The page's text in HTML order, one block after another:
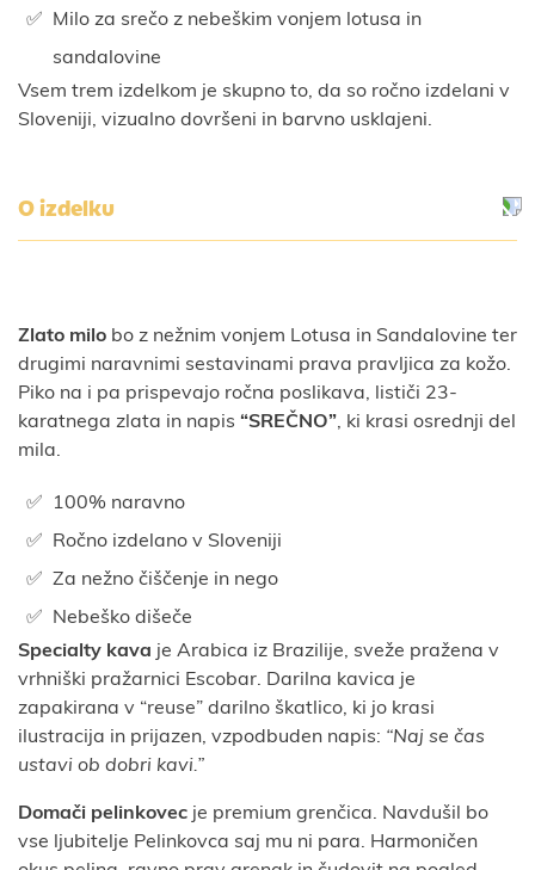
Milo za srečo z nebeškim vonjem lotusa in
sandalovine
Vsem trem izdelkom je skupno to, da so ročno izdelani v
Sloveniji, vizualno dovršeni in barvno usklajeni.
O izdelku
Zlato milo bo z nežnim vonjem Lotusa in Sandalovine ter
drugimi naravnimi sestavinami prava pravljica za kožo.
Piko na i pa prispevajo ročna poslikava, lističi 23-
karatnega zlata in napis “SREČNO”, ki krasi osrednji del
mila.
100% naravno
Ročno izdelano v Sloveniji
Za nežno čiščenje in nego
Nebeško dišeče
Specialty kava je Arabica iz Brazilije, sveže pražena v
vrhniški pražarnici Escobar. Darilna kavica je
zapakirana v “reuse” darilno škatlico, ki jo krasi
ilustracija in prijazen, vzpodbuden napis: “Naj se čas
ustavi ob dobri kavi.”
Domači pelinkovec je premium grenčica. Navdušil bo
vse ljubitelje Pelinkovca saj mu ni para. Harmoničen